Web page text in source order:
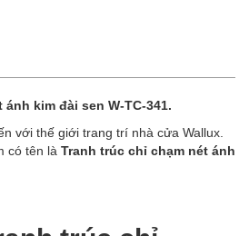
kim đài sen W-TC-341.
với thế giới trang trí nhà cửa Wallux.
có tên là Tranh trúc chỉ chạm nét ánh